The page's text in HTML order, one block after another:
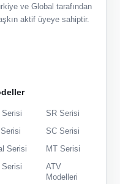
ve Global tarafından
aktif üyeye sahiptir.
Serisi
SR Serisi
SC Serisi
Serisi
MT Serisi
Serisi
ATV
Modelleri